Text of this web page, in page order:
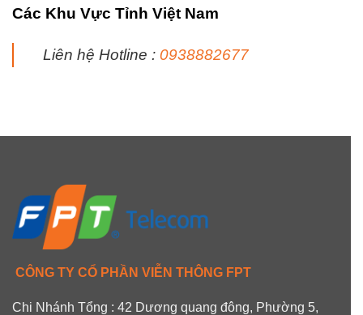
Các Khu Vực Tỉnh Việt Nam
Liên hệ Hotline : 0938882677
CÔNG TY CỔ PHẦN VIỄN THÔNG FPT
Chi Nhánh Tổng : 42 Dương quang đông, Phường 5,